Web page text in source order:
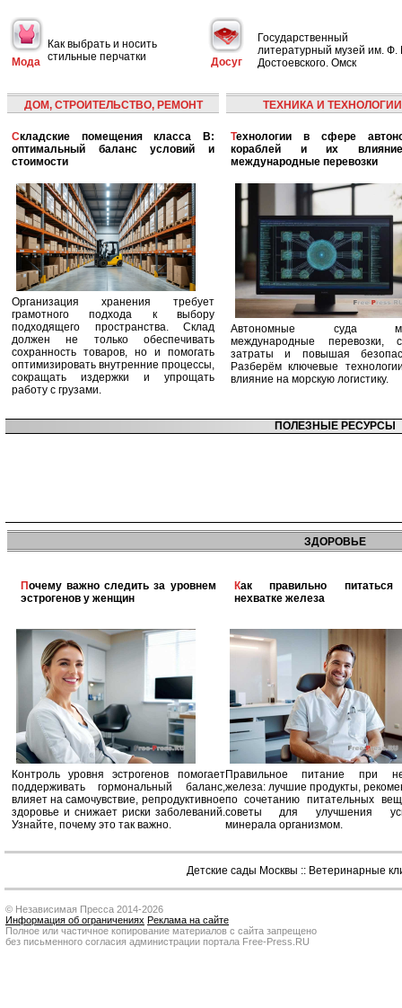
Мода
Как выбрать и носить
стильные перчатки
Досуг
Государственный
литературный музей им. Ф.
Достоевского. Омск
ДОМ, СТРОИТЕЛЬСТВО, РЕМОНТ
Складские помещения класса B:
оптимальный баланс условий и
стоимости
Организация хранения требует
грамотного подхода к выбору
подходящего пространства. Склад
должен не только обеспечивать
сохранность товаров, но и помогать
оптимизировать внутренние процессы,
сокращать издержки и упрощать
работу с грузами.
ТЕХНИКА И ТЕХНОЛОГИИ
Технологии в сфере автономных
кораблей и их
международные перевозки
Автономные суда
международные перевозки,
затраты и повышая
Разберём ключевые
влияние на морскую логистику.
ПОЛЕЗНЫЕ РЕСУРСЫ
ЗДОРОВЬЕ
Почему важно следить за уровнем
эстрогенов у женщин
Контроль уровня эстрогенов помогает
поддерживать гормональный баланс,
влияет на самочувствие, репродуктивное
здоровье и снижает риски заболеваний.
Узнайте, почему это так важно.
Как правильно питаться при
нехватке железа
Правильное питание при
железа: лучшие продукты,
по сочетанию питательных
советы для улучшения
минерала организмом.
Детские сады Москвы :: Ветеринарные
© Независимая Пресса 2014-2026
Информация об ограничениях Реклама на сайте
Полное или частичное копирование материалов с сайта запрещено
без письменного согласия администрации портала Free-Press.RU